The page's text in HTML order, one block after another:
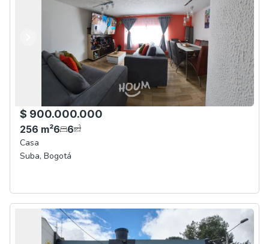
$ 900.000.000
256 m²6 6
Casa
Suba, Bogotá